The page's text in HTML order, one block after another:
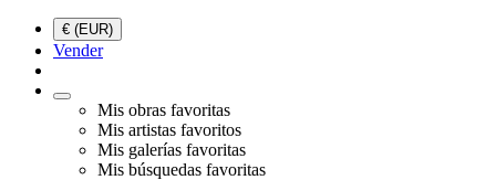
€ (EUR)
Vender
Mis obras favoritas
Mis artistas favoritos
Mis galerías favoritas
Mis búsquedas favoritas